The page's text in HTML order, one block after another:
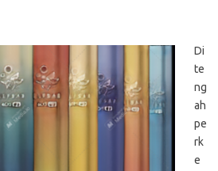
Di
te
ng
ah
pe
rk
e